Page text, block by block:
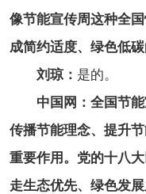
像节能宣传周这种全
成简约适度、绿色低碳
刘琼： 是的。
中国网：全国节
传播节能理念、提升
重要作用。党的十八
走生态优先、绿色发